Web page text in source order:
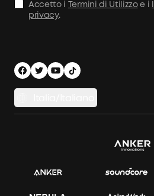
Condizioni d'Uso
Sicurezza e privacy
Accetto i Termini di Utilizzoe i
privacy.